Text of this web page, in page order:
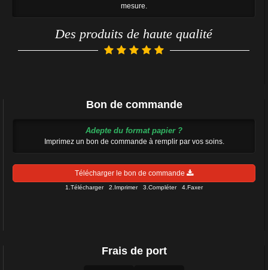
mesure.
Des produits de haute qualité
Bon de commande
Adepte du format papier ?
Imprimez un bon de commande à remplir par vos soins.
Télécharger le bon de commande
1.Télécharger 2.Imprimer 3.Compléter 4.Faxer
Frais de port